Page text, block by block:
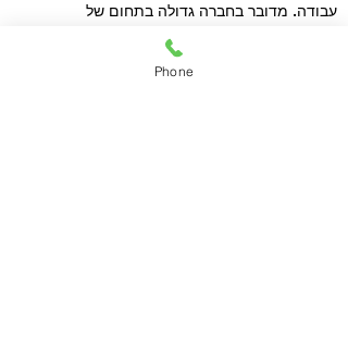
עבודה. מדובר בחברה גדולה בתחום של
תקשורת סלולארית עם מגוון תפקידי פיתוח
Phone